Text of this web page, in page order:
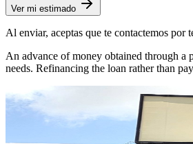
Ver mi estimado
Al enviar, aceptas que te contactemos por
An advance of money obtained through a
needs. Refinancing the loan rather than